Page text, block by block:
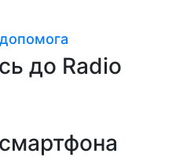
до Radio